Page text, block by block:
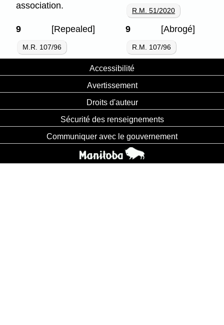
association.
R.M. 51/2020
9 [Repealed]
M.R. 107/96
9 [Abrogé]
R.M. 107/96
Accessibilité
Avertissement
Droits d'auteur
Sécurité des renseignements
Communiquer avec le gouvernement